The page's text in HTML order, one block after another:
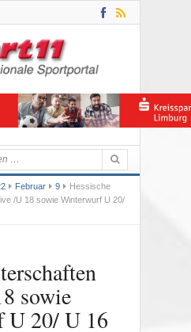
Februar 9
Hessische
/U 18 sowie Winterwurf U 20/
sowie
20/ U 16